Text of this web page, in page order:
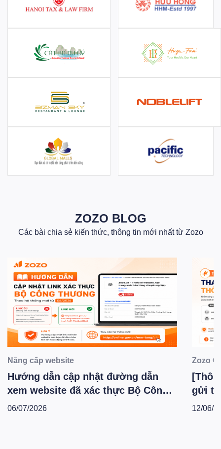
ZOZO BLOG
Các bài chia sẻ kiến thức, thông tin mới nhất từ Zozo
Nâng cấp website
Hướng dẫn cập nhật đường dẫn
xem website đã xác thực Bộ Công
Thương theo hệ thống mới -
06/07/2026
Zozo
gửi
Zozo
12/06/